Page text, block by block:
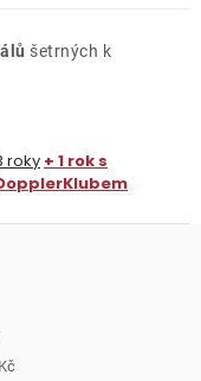
šetrných k
roky + 1 rok s